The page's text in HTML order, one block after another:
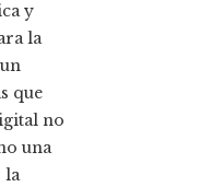
y
la
que
no
una
la